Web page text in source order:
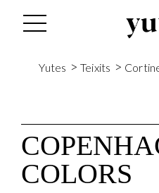
Yutes > Teixits >
COLORS